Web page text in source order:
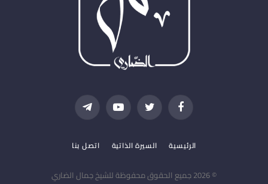
فيسبوك تويتر يوتيوب تيلقرام
الرئيسية السيرة الذاتية اتصل بنا
© 2026 جميع الحقوق محفوظة للشيخ جمال الضاري